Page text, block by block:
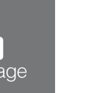
せ